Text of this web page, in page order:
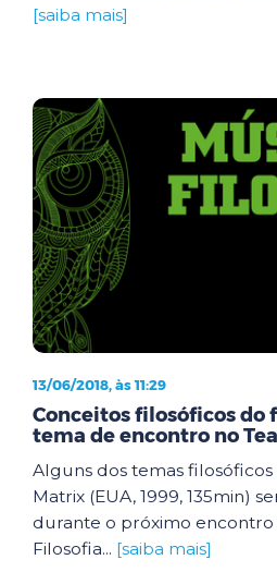
[saiba mais]
13/06/2018, às 11:29
Conceitos filosóficos do
tema de encontro no
Alguns dos temas
Matrix (EUA, 1999, 135min)
durante o próximo encontro
Filosofia... [saiba mais]